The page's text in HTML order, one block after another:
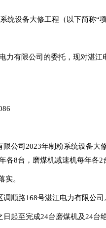
统设备大修工程（以下简称“项
力有限公司的委托，现对湛
公司2023年制粉系统设备
各8台，磨煤机减速机每年各
实。
顺路168号湛江电力有限公司
起至完成24台磨煤机及24台